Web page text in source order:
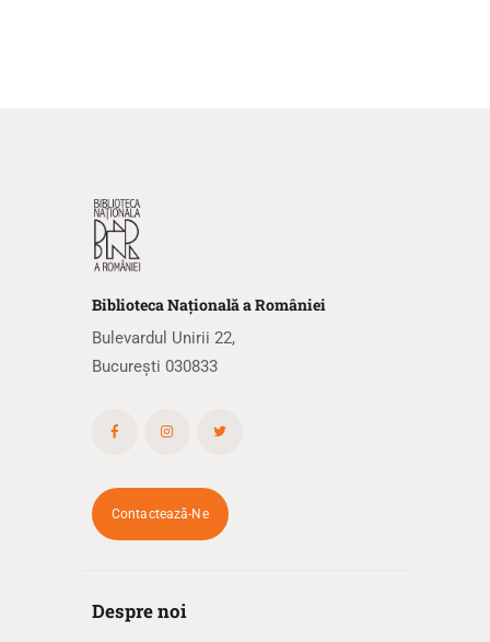
BibliotecaNaționalăa României
Bulevardul Unirii 22,
București 030833
Contactează-Ne
Despre noi